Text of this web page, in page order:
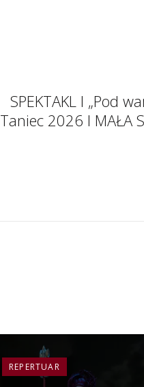
SPEKTAKL I „Pod
Taniec 2026 I MAŁA
REPERTUAR